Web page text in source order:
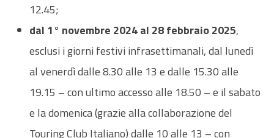
12.45;
dal 1° novembre 2024 al 28 febbraio 2025,
esclusi i giorni festivi infrasettimanali, dal lunedì
al venerdì dalle 8.30 alle 13 e dalle 15.30 alle
19.15 – con ultimo accesso alle 18.50 – e il sabato
e la domenica (grazie alla collaborazione del
Touring Club Italiano) dalle 10 alle 13 – con